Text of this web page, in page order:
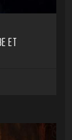
ET